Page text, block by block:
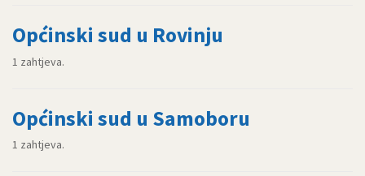
Općinski sud u Rovinju
1 zahtjeva.
Općinski sud u Samoboru
1 zahtjeva.